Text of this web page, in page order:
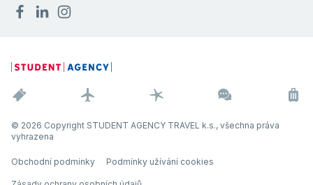
© 2026 Copyright STUDENT AGENCY TRAVEL k.s., všechna práva
vyhrazena
Obchodní podmínky Podmínky užívání cookies